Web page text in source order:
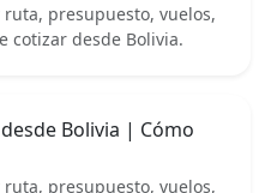
presupuesto, vuelos,
cotizar desde Bolivia.
Bolivia | Cómo
presupuesto, vuelos,